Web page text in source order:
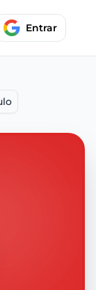
Entrar